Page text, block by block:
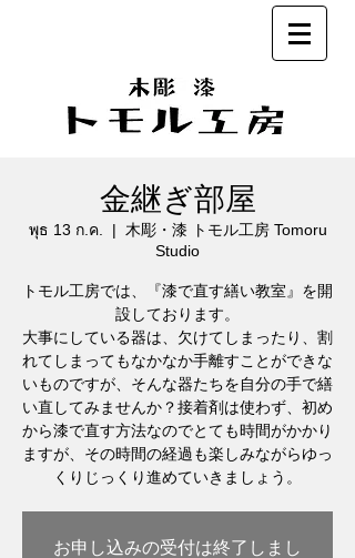
金継ぎ部屋
พุธ 13 ก.ค.
  |
木彫・漆 トモル工房 Tomoru
Studio
トモル工房では、『漆で直す繕い教室』を開
設しております。
大事にしている器は、欠けてしまったり、割
れてしまってもなかなか手離すことができな
いものですが、そんな器たちを自分の手で繕
い直してみませんか？接着剤は使わず、初め
から漆で直す方法なのでとても時間がかかり
ますが、その時間の経過も楽しみながらゆっ
くりじっくり進めていきましょう。
お申し込みの受付は終了しまし